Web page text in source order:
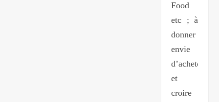
Food
etc ; à
donner
envie
d’acheter
et
croire